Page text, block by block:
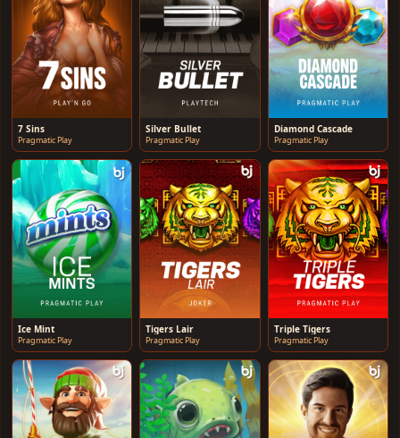
7 Sins
Pragmatic Play
Silver Bullet
Pragmatic Play
Diamond Cascade
Pragmatic Play
Ice Mint
Pragmatic Play
Tigers Lair
Pragmatic Play
Triple Tigers
Pragmatic Play